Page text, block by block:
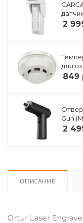
2
для
849
Gun
2
ОПИСАНИЕ
Ortur Laser